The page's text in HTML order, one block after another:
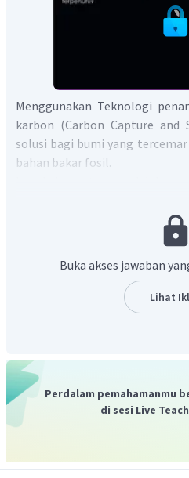
Menggunakan Teknologi
karbon (Carbon Capture and
solusi bagi bumi yang
bahan bakar fosil.
di pembangkit listrik dan dari
energi, seperti pekerjaan
sumber ke penyimpanan.
Buka akses jawaban
Lihat
Perdalam pemahamanmu
di sesi Live